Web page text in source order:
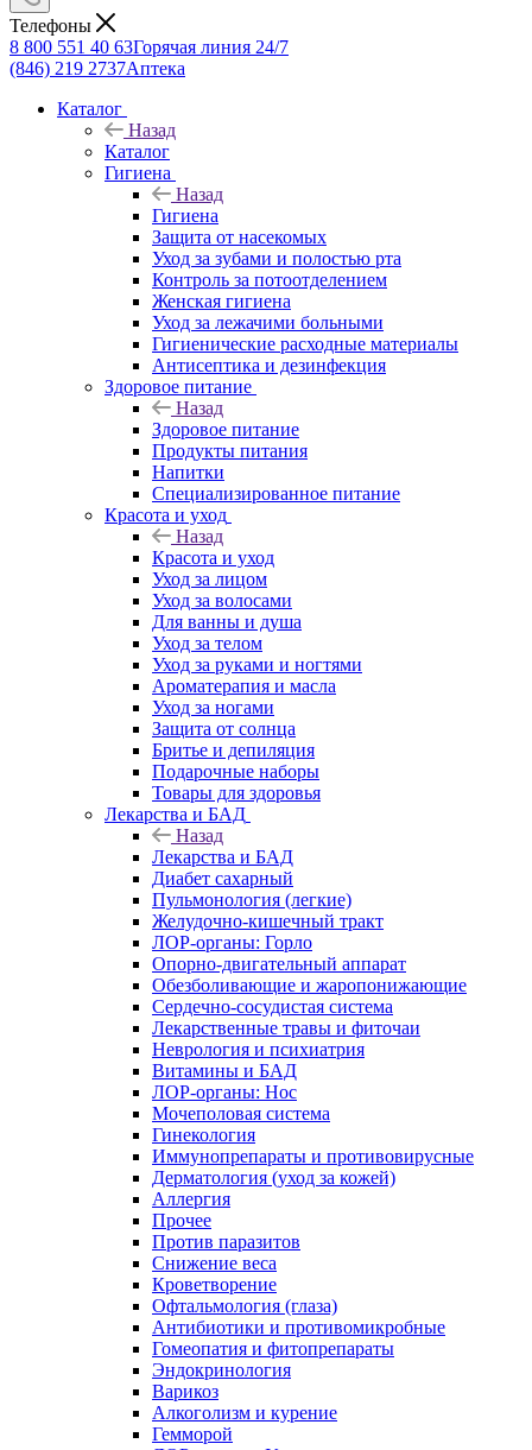
Телефоны
8 800 551 40 63Горячая линия 24/7
(846) 219 2737Аптека
Каталог
Назад
Каталог
Гигиена
Назад
Гигиена
Защита от насекомых
Уход за зубами и полостью рта
Контроль за потоотделением
Женская гигиена
Уход за лежачими больными
Гигиенические расходные материалы
Антисептика и дезинфекция
Здоровое питание
Назад
Здоровое питание
Продукты питания
Напитки
Специализированное питание
Красота и уход
Назад
Красота и уход
Уход за лицом
Уход за волосами
Для ванны и душа
Уход за телом
Уход за руками и ногтями
Ароматерапия и масла
Уход за ногами
Защита от солнца
Бритье и депиляция
Подарочные наборы
Товары для здоровья
Лекарства и БАД
Назад
Лекарства и БАД
Диабет сахарный
Пульмонология (легкие)
Желудочно-кишечный тракт
ЛОР-органы: Горло
Опорно-двигательный аппарат
Обезболивающие и жаропонижающие
Сердечно-сосудистая система
Лекарственные травы и фиточаи
Неврология и психиатрия
Витамины и БАД
ЛОР-органы: Нос
Мочеполовая система
Гинекология
Иммунопрепараты и противовирусные
Дерматология (уход за кожей)
Аллергия
Прочее
Против паразитов
Снижение веса
Кроветворение
Офтальмология (глаза)
Антибиотики и противомикробные
Гомеопатия и фитопрепараты
Эндокринология
Варикоз
Алкоголизм и курение
Гемморой